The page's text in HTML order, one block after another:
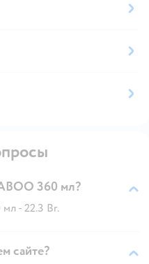
360 мл?
- 22.3 Br.
сайте?